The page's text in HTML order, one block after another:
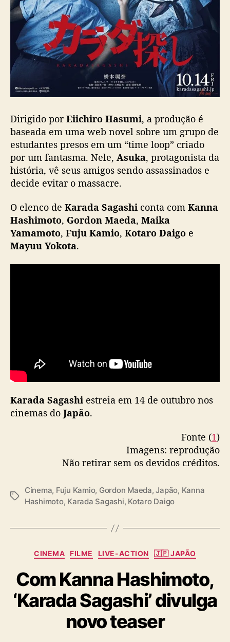
a
t
u
r
a
l
,
e
r
i
a
n
o
i
n
e
m
s
Dirigido porEiichiro Hasumi, a produção é
baseada em uma web novel sobre um grupo de
estudantes presos em um “time loop” criado
por um fantasma. Nele, Asuka, protagonista da
história, vê seus amigos sendo assassinados e
decide evitar o massacre.
O elenco de Karada Sagashi conta com Kanna
Hashimoto, Gordon Maeda, Maika
Yamamoto, Fuju Kamio, Kotaro Daigo e
Mayuu Yokota.
Karada Sagashi estreia em 14 de outubro nos
cinemas do Japão.
Fonte (1)
Imagens: reprodução
Não retirar sem os devidos créditos.
T
s
Cinema, Fuju Kamio, Gordon Maeda,Japão, Kanna
Hashimoto, Karada Sagashi, Kotaro Daigo
C
t
e
g
o
r
i
CINEMA FILME LIVE-ACTION 🇯🇵 JAPÃO
Com Kanna Hashimoto,
‘Karada Sagashi’ divulga
novo teaser